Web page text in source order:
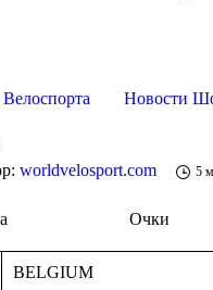
Новости
worldvelosport.com 5
Очки
BELGIUM